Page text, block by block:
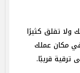
ولا تقلق كثيرًا
مكان عملك
قريبًا.